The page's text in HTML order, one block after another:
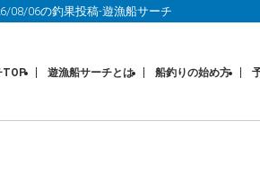
08/06の釣果投稿-遊漁船サーチ
TOP 遊漁船サーチとは 船釣りの始め方